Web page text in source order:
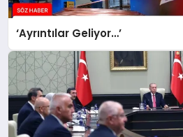
‘Ayrıntılar Geliyor…’